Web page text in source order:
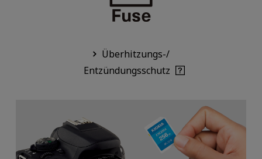
Überhitzungs-/
Entzündungsschutz